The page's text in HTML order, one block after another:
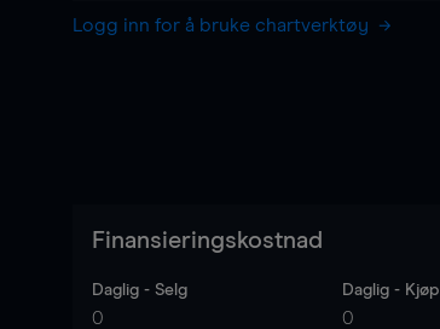
Logg inn for å bruke chartverktøy
Finansieringskostnad
Daglig - Selg
0
Daglig - Kjøp
0